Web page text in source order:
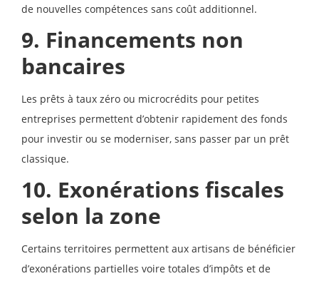
de nouvelles compétences sans coût additionnel.
9. Financements non
bancaires
Les prêts à taux zéro ou microcrédits pour petites
entreprises permettent d’obtenir rapidement des fonds
pour investir ou se moderniser, sans passer par un prêt
classique.
10. Exonérations fiscales
selon la zone
Certains territoires permettent aux artisans de bénéficier
d’exonérations partielles voire totales d’impôts et de